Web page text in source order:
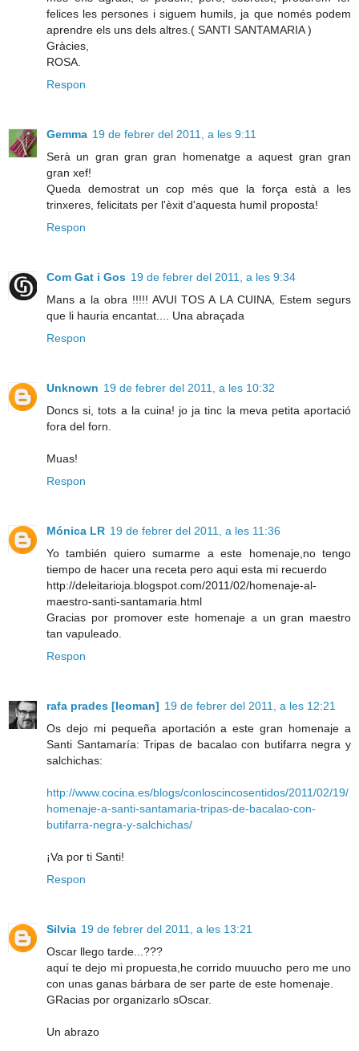
felices les persones i siguem humils, ja que només podem
aprendre els uns dels altres.( SANTI SANTAMARIA )
Gràcies,
ROSA.
Respon
Gemma 19 de febrer del 2011, a les 9:11
Serà un gran gran gran homenatge a aquest gran gran
gran xef!
Queda demostrat un cop més que la força està a les
trinxeres, felicitats per l'èxit d'aquesta humil proposta!
Respon
Com Gat i Gos 19 de febrer del 2011, a les 9:34
Mans a la obra !!!!! AVUI TOS A LA CUINA, Estem segurs
que li hauria encantat.... Una abraçada
Respon
Unknown 19 de febrer del 2011, a les 10:32
Doncs si, tots a la cuina! jo ja tinc la meva petita aportació
fora del forn.
Muas!
Respon
Mónica LR 19 de febrer del 2011, a les 11:36
Yo también quiero sumarme a este homenaje,no tengo
tiempo de hacer una receta pero aqui esta mi recuerdo
http://deleitarioja.blogspot.com/2011/02/homenaje-al-
maestro-santi-santamaria.html
Gracias por promover este homenaje a un gran maestro
tan vapuleado.
Respon
rafa prades [leoman] 19 de febrer del 2011, a les 12:21
Os dejo mi pequeña aportación a este gran homenaje a
Santi Santamaría: Tripas de bacalao con butifarra negra y
salchichas:
http://www.cocina.es/blogs/conloscincosentidos/2011/02/19/
homenaje-a-santi-santamaria-tripas-de-bacalao-con-
butifarra-negra-y-salchichas/
¡Va por ti Santi!
Respon
Silvia 19 de febrer del 2011, a les 13:21
Oscar llego tarde...???
aquí te dejo mi propuesta,he corrido muuucho pero me uno
con unas ganas bárbara de ser parte de este homenaje.
GRacias por organizarlo sOscar.
Un abrazo